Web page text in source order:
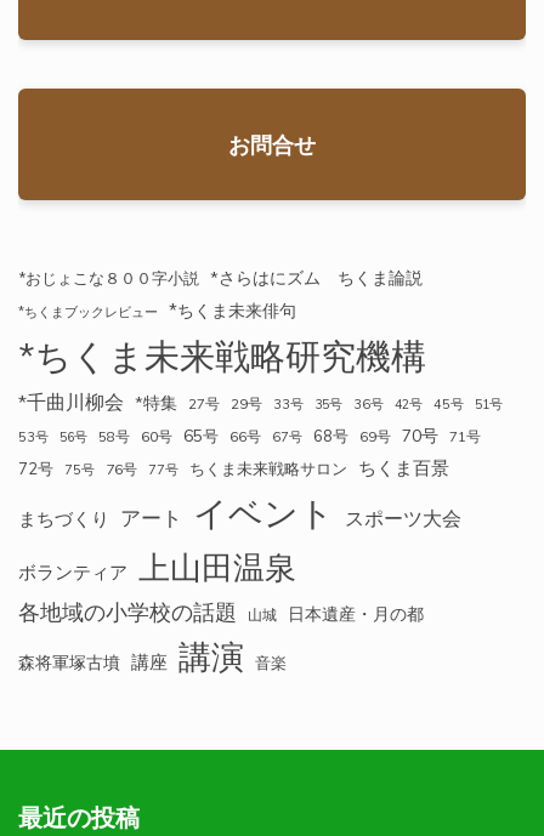
お問合せ
*おじょこな８００字小説 *さらはにズム ちくま論説
*ちくまブックレビュー *ちくま未来俳句
*ちくま未来戦略研究機構
*千曲川柳会 *特集 27号 29号 33号 35号 36号 42号 45号
51号
53号
56号 58号 60号 65号 66号 67号 68号 69号 70号 71号
72号 75号 76号 77号 ちくま未来戦略サロン ちくま百景
まちづくり アート イベント スポーツ大会
ボランティア 上山田温泉
各地域の小学校の話題 山城 日本遺産・月の都
森将軍塚古墳 講座 講演 音楽
最近の投稿